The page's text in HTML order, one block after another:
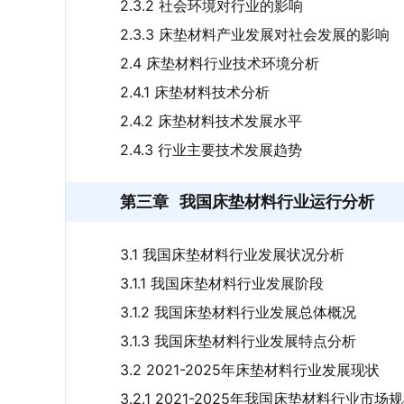
2.3.2 社会环境对行业的影响
2.3.3 床垫材料产业发展对社会发展的影响
2.4 床垫材料行业技术环境分析
2.4.1 床垫材料技术分析
2.4.2 床垫材料技术发展水平
2.4.3 行业主要技术发展趋势
第三章 我国床垫材料行业运行分析
3.1 我国床垫材料行业发展状况分析
3.1.1 我国床垫材料行业发展阶段
3.1.2 我国床垫材料行业发展总体概况
3.1.3 我国床垫材料行业发展特点分析
3.2 2021-2025年床垫材料行业发展现状
3.2.1 2021-2025年我国床垫材料行业市场